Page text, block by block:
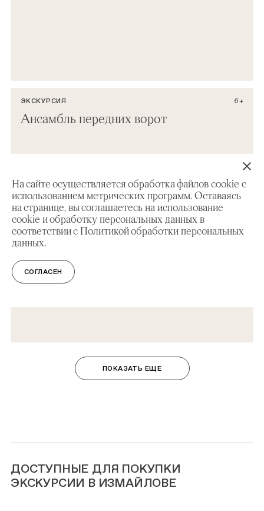
На сайте осуществляется обработка файлов cookie с
использованием метрических программ. Оставаясь
на странице, вы соглашаетесь на использование
cookie и обработку персональных данных в
соответствии с Политикой обработки персональных
данных.
СОГЛАСЕН
ЭКСКУРСИЯ 6+
Ансамбль передних ворот
ПОКАЗАТЬ ЕЩЕ
ДОСТУПНЫЕ ДЛЯ ПОКУПКИ
ЭКСКУРСИИ В ИЗМАЙЛОВЕ